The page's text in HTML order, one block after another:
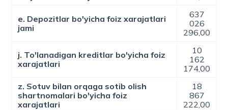
e. Depozitlar bo'yicha foiz xarajatlari
jami
637
026
296,00
j. To'lanadigan kreditlar bo'yicha foiz
xarajatlari
10
162
174,00
z. Sotuv bilan orqaga sotib olish
shartnomalari bo'yicha foiz
xarajatlari
18
867
222,00